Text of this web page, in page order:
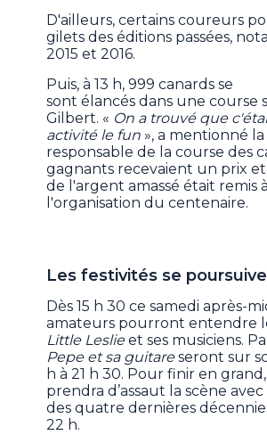
D'ailleurs, certains coureurs
gilets des éditions passées,
2015 et 2016.
Puis, à 13 h, 999 canards se
sont élancés dans une course
Gilbert. « On a trouvé que
activité le fun », a mentionné la
responsable de la course des
gagnants recevaient un prix
de l'argent amassé était remis à
l'organisation du centenaire.
Les festivités se
Dès 15 h 30 ce samedi après-
amateurs pourront entendre
Little Leslieet ses musiciens.
Pepe et sa guitareseront sur
h à 21 h 30. Pour finir en grand,
prendra d’assaut la scène
des quatre dernières
22 h.